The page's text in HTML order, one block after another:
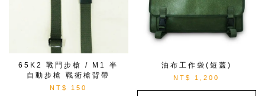
65K2 戰鬥步槍 / M1 半
自動步槍 戰術槍背帶
NT$ 150
油布工作袋(短蓋)
NT$ 1,200